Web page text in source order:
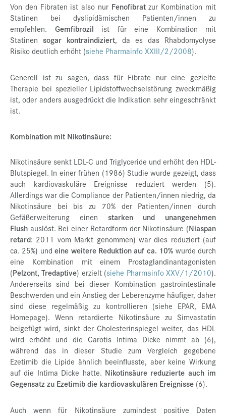
Von den Fibraten ist also nur Fenofibratzur Kombination mit
Statinen bei dyslipidämischen Patienten/innen zu
empfehlen. Gemfibrozil ist für eine Kombination mit
Statinen sogar kontraindiziert, da es das Rhabdomyolyse
Risiko deutlich erhöht (siehe Pharmainfo XXIII/2/2008).
Generell ist zu sagen, dass für Fibrate nur eine gezielte
Therapie bei spezieller Lipidstoffwechselstörung zweckmäßig
ist, oder anders ausgedrückt die Indikation sehr eingeschränkt
ist.
Kombination mit Nikotinsäure:
Nikotinsäure senkt LDL-C und Triglyceride und erhöht den HDL-
Blutspiegel. In einer frühen (1986) Studie wurde gezeigt, dass
auch kardiovaskuläre Ereignisse reduziert werden (5).
Allerdings war die Compliance der Patienten/innen niedrig, da
Nikotinsäure bei bis zu 70% der Patienten/innen durch
Gefäßerweiterung einen starken und unangenehmen
Flush auslöst. Bei einer Retardform der Nikotinsäure (Niaspan
retard: 2011 vom Markt genommen) war dies reduziert (auf
ca. 25%) undeine weitere Reduktion auf ca. 10% wurde durch
eine Kombination mit einem Prostaglandinantagonisten
(Pelzont, Tredaptive) erzielt (siehe Pharmainfo XXV/1/2010).
Andererseits sind bei dieser Kombination gastrointestinale
Beschwerden und ein Anstieg der Leberenzyme häufiger, daher
sind diese regelmäßig zu kontrollieren (siehe EPAR, EMA
Homepage). Wenn retardierte Nikotinsäure zu Simvastatin
beigefügt wird, sinkt der Cholesterinspiegel weiter, das HDL
wird erhöht und die Carotis Intima Dicke nimmt ab (6),
während das in dieser Studie zum Vergleich gegebene
Ezetimib die Lipide ähnlich beeinflusste, aber keine Wirkung
auf die Intima Dicke hatte. Nikotinsäure reduzierte auch im
Gegensatz zu Ezetimib die kardiovaskulären Ereignisse (6).
Auch wenn für Nikotinsäure zumindest positive Daten